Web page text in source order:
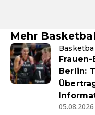
Mehr
Berlin: